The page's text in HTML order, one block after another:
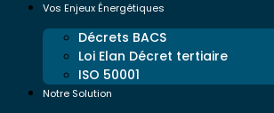
Vos Enjeux Énergétiques
Décrets BACS
Loi Elan Décret tertiaire
ISO 50001
Notre Solution